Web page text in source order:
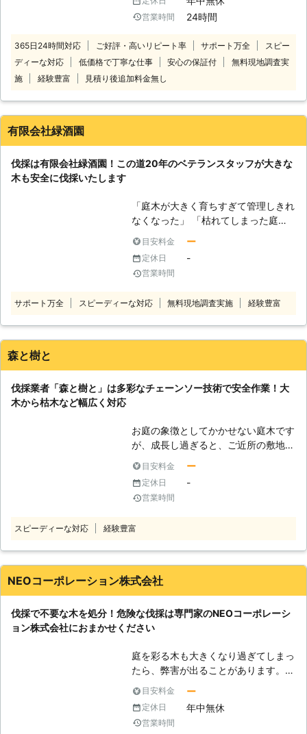
か？ 伐採110番では、1本から伐採、
抜根をお受けします。 一人で悩まず
24時間365日、無料でお電話でのご
相談をお受けしております。 【伐採
110番の4つの強み】 ・庭木や植木1本
けでも伐採、抜根をさせていただきま
「仕事で立ち合える時間がない」、
「実家が遠い」などの立ち合いが難し
いたします。 高くて手の届かない場
所や、危険な場所などでも大丈夫で
す！熟練の技術を持ったスタッフがど
地調査や見積りは無料です。 伐採110
番では分かりやすい料金設定でお見積
後に追加料金が発生することはありま
営業時間 24時間
365日24時間対応 ご好評・高いリピート率 サポート万全
スピー
ディーな対応
低価格で丁寧な仕事 安心の保証付
無料現地調査実
施
経験豊富 見積り後追加料金無し
有限会社緑酒園
伐採は有限会社緑酒園！この道20年のベテランスタッフが大きな
木も安全に伐採いたします
「庭木が大きく育ちすぎて管理しきれ
なくなった」 「枯れてしまった庭木
が毎年発生するから伐採してほしい」
このように伐採をご要望なら有限会社
緑酒園にご依頼ください。当店は岐阜
はじめ剪定や草刈りなどお庭仕事を承
伴う！大きな木はプロに任せよう 立
もしれませんが、そうではありませ
ん。木を切り、さらに木を回収するた
めに「倒す」作業が必要となります。
この木を倒す作業というのが難しく、
コントロールを誤ると木の下敷きにな
物を壊してしまう危険もあります。
とくに大きな木は重量もあるため、
「この木自分で伐採できるか不安」
と、感じたら迷わずプロに依頼しまし
ょう。プロならではの経験と技術によ
って、スムーズに作業ができますよ。
安全と安心の伐採でしたら、当店にお
任せください。 ●この道20年以上の
ください 当店ではお庭仕事に携わり
20年以上のベテランスタッフが作業
からこそ、手際よくスムーズに作業が
すすむため時間を短縮することも可能
です。ご自分での伐採は、道具の準
目安料金 ー
定休日 -
営業時間
サポート万全 スピーディーな対応 無料現地調査実施 経験豊富
森と樹と
伐採業者「森と樹と」は多彩なチェーンソー技術で安全作業！大
木から枯木など幅広く対応
お庭の象徴としてかかせない庭木です
が、成長し過ぎると、ご近所の敷地ま
そのようなことを避けるためには、伐
採業者「森と樹と」にお任せくださ
い。弊社は、愛知県を中心に伐採のご
樹との魅力】 弊社には、お客様に選
伐採ができます ご自分での伐採作業
は高度な技術が必要になります。 な
と、予想外な場所に木が倒れてしまう
おそれがある為です。 倒れた木が近
も……。 そのようなことを防ぐために
は、「森と樹と」に伐採をお任せくだ
さい。弊社は、チェーンソーの技術に
自信があります。 【チェーンソーの
技術】 詳しいチェーンソーの技術内
目安料金 ー
定休日 -
営業時間
スピーディーな対応 経験豊富
NEOコーポレーション株式会社
伐採で不要な木を処分！危険な伐採は専門家のNEOコーポレーシ
ョン株式会社におまかせください
庭を彩る木も大きくなり過ぎてしまっ
たら、弊害が出ることがあります。大
きな影を作って家の日当たりを悪くし
てしまったり、隣の敷地まで木が及ん
でしまい苦情の原因につながってしま
うのです。 また落ち葉のお掃除や害
目安料金 ー
定休日 年中無休
営業時間